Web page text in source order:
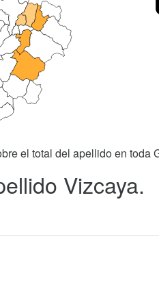
el total del apellido en toda
Vizcaya.